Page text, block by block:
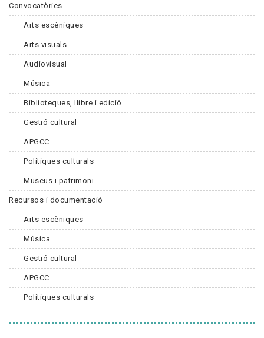
Convocatòries
Arts escèniques
Arts visuals
Audiovisual
Música
Biblioteques, llibre i edició
Gestió cultural
APGCC
Polítiques culturals
Museus i patrimoni
Recursos i documentació
Arts escèniques
Música
Gestió cultural
APGCC
Polítiques culturals